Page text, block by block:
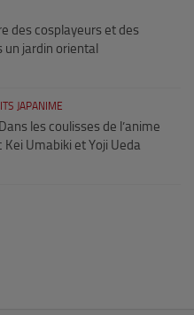
des cosplayeurs et des
jardin oriental
JAPANIME
les coulisses de l’anime
Kei Umabiki et Yoji Ueda